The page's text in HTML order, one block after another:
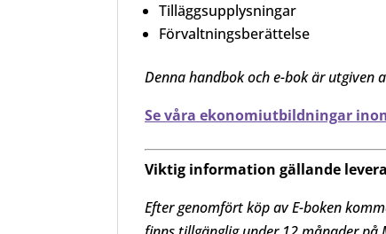
Tilläggsupplysningar
Förvaltningsberättelse
Denna handbok och e-bok är utgiven
Se våra ekonomiutbildningar
Viktig information gällande
Efter genomfört köp av E-boken